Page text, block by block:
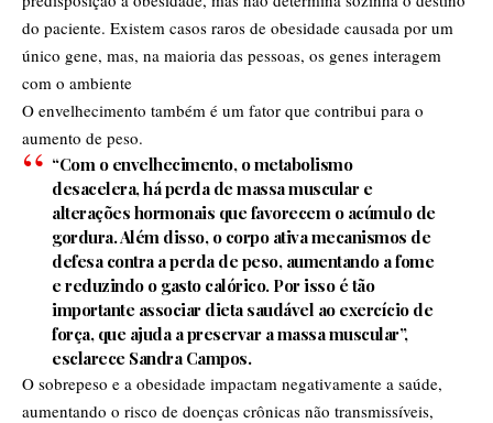
do paciente. Existem casos raros de obesidade causada por um
único gene, mas, na maioria das pessoas, os genes interagem
com o ambiente
O envelhecimento também é um fator que contribui para o
aumento de peso.
“Com o envelhecimento, o metabolismo
desacelera, há perda de massa muscular e
alterações hormonais que favorecem o acúmulo de
gordura. Além disso, o corpo ativa mecanismos de
defesa contra a perda de peso, aumentando a fome
e reduzindo o gasto calórico. Por isso é tão
importante associar dieta saudável ao exercício de
força, que ajuda a preservar a massa muscular”,
esclarece Sandra Campos.
O sobrepeso e a obesidade impactam negativamente a saúde,
aumentando o risco de doenças crônicas não transmissíveis,